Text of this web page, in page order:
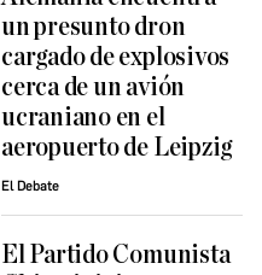
un presunto dron
cargado de explosivos
cerca de un avión
ucraniano en el
aeropuerto de Leipzig
El Debate
El Partido Comunista